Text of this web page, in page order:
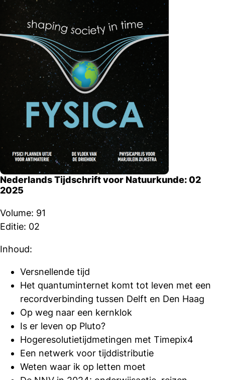
Nederlands Tijdschrift voor Natuurkunde: 02
2025
Volume: 91
Editie: 02
Inhoud:
Versnellende tijd
Het quantuminternet komt tot leven met een
recordverbinding tussen Delft en Den Haag
Op weg naar een kernklok
Is er leven op Pluto?
Hogeresolutietijdmetingen met Timepix4
Een netwerk voor tijddistributie
Weten waar ik op letten moet